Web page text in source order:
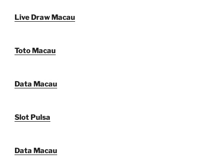
Live Draw Macau
Toto Macau
Data Macau
Slot Pulsa
Data Macau